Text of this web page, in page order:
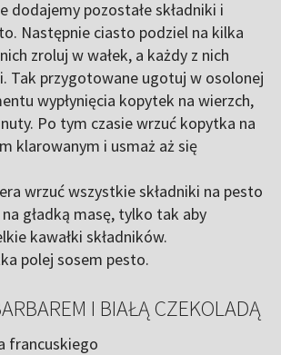
dodajemy pozostałe składniki i
Następnie ciasto podziel na kilka
zroluj w wałek, a każdy z nich
Tak przygotowane ugotuj w osolonej
wypłynięcia kopytek na wierzch,
Po tym czasie wrzuć kopytka na
klarowanym i usmaż aż się
wrzuć wszystkie składniki na pesto
gładką masę, tylko tak aby
kawałki składników.
polej sosem pesto.
I BIAŁĄ CZEKOLADĄ
francuskiego